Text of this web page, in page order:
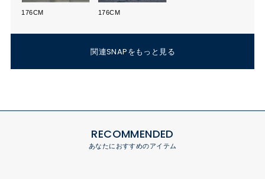
176CM 176CM
関連SNAPをもっと見る
RECOMMENDED
あなたにおすすめのアイテム